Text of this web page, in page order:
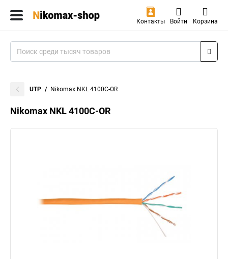
Контакты Войти Корзина
UTP Nikomax NKL 4100C-OR
Nikomax NKL 4100C-OR